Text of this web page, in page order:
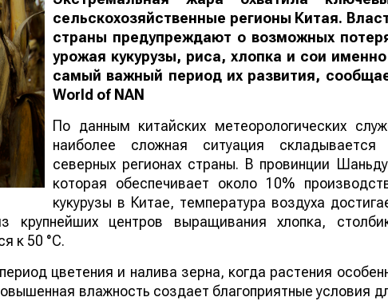
сельскохозяйственные регионы Китая.
страны предупреждают о возможных
урожая кукурузы, риса, хлопка и сои
самый важный период их развития,
World of NAN
По данным китайских метеорологических
наиболее сложная ситуация складывается
северных регионах страны. В провинции
которая обеспечивает около 10%
кукурузы в Китае, температура воздуха
центров выращивания хлопка,
к 50 °C.
цветения и налива зерна, когда растения
влажность создает благоприятные условия